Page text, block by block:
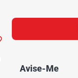
Avise-Me